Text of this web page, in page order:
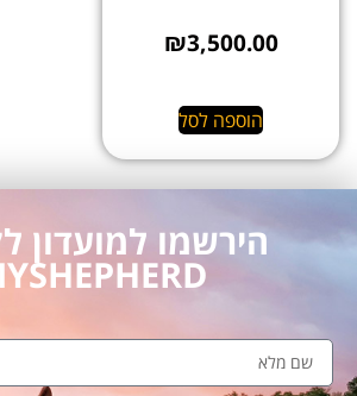
₪3,500.00
הוספה לסל
הירשמו למועדון